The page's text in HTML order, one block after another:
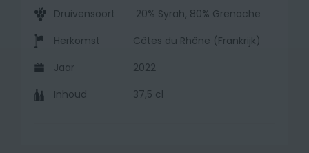
Druivensoort
20% Syrah, 80% Grenache
Herkomst
Côtes du Rhône (Frankrijk)
Jaar
2022
Inhoud
37,5 cl